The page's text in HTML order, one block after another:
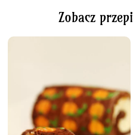
Zobacz